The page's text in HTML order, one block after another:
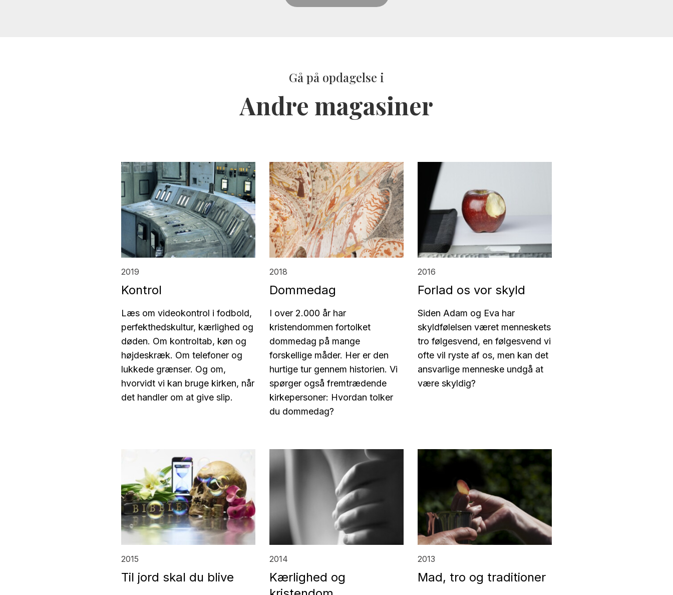
Gå på opdagelse i
Andre magasiner
2019
Kontrol
Læs om videokontrol i fodbold,
perfekthedskultur, kærlighed og
døden. Om kontroltab, køn og
højdeskræk. Om telefoner og
lukkede grænser. Og om,
hvorvidt vi kan bruge kirken, når
det handler om at give slip.
2018
Dommedag
I over 2.000 år har
kristendommen fortolket
dommedag på mange
forskellige måder. Her er den
hurtige tur gennem historien. Vi
spørger også fremtrædende
kirkepersoner: Hvordan tolker
du dommedag?
2016
Forlad os vor skyld
Siden Adam og Eva har
skyldfølelsen været menneskets
tro følgesvend, en følgesvend vi
ofte vil ryste af os, men kan det
ansvarlige menneske undgå at
være skyldig?
2015
Til jord skal du blive
2014
Kærlighed og
2013
Mad, tro og traditioner